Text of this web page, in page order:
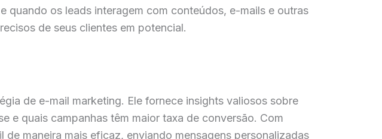
quando os leads interagem com conteúdos, e-mails e outras
de seus clientes em potencial.
de e-mail marketing. Ele fornece insights valiosos sobre
e quais campanhas têm maior taxa de conversão. Com
maneira mais eficaz, enviando mensagens personalizadas